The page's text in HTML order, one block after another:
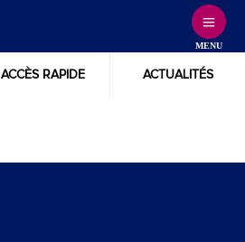
MENU
ACCÈS RAPIDE ACTUALITÉS